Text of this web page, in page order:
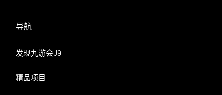
导航
发现九游会J9
精品项目